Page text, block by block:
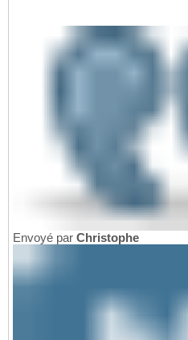
Envoyé par Christophe